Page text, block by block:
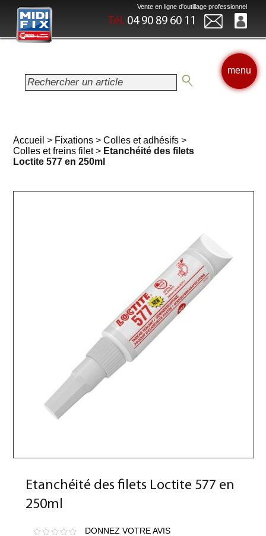
Vente en ligne d'outillage professionnel
Tél. 04 90 89 60 11
menu
Accueil > Fixations >Colles et adhésifs >
Colles et freins filet> Etanchéité des filets
Loctite 577 en 250ml
Etanchéité des filets Loctite 577 en
250ml
DONNEZ VOTRE AVIS